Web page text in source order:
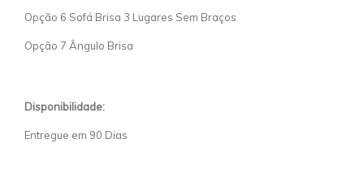
Opção 6 Sofá Brisa 3 Lugares Sem Braços
Opção 7 Ângulo Brisa
Disponibilidade:
Entregue em 90 Dias